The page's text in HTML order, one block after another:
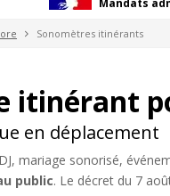
Sonomètres itinérants
itinérant
en déplacement
mariage sonorisé,
public. Le décret du 7